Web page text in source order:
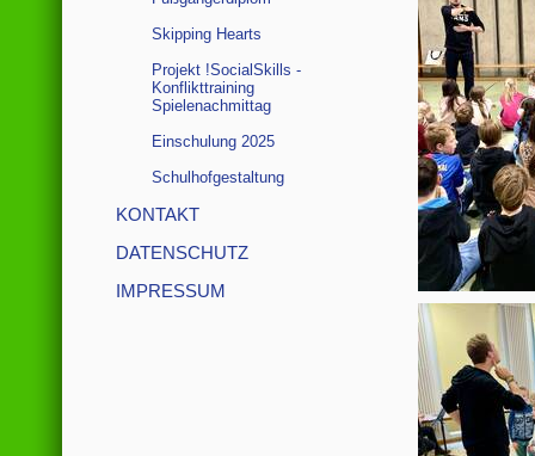
Skipping Hearts
Projekt !SocialSkills -
Konflikttraining
Spielenachmittag
Einschulung 2025
Schulhofgestaltung
KONTAKT
DATENSCHUTZ
IMPRESSUM